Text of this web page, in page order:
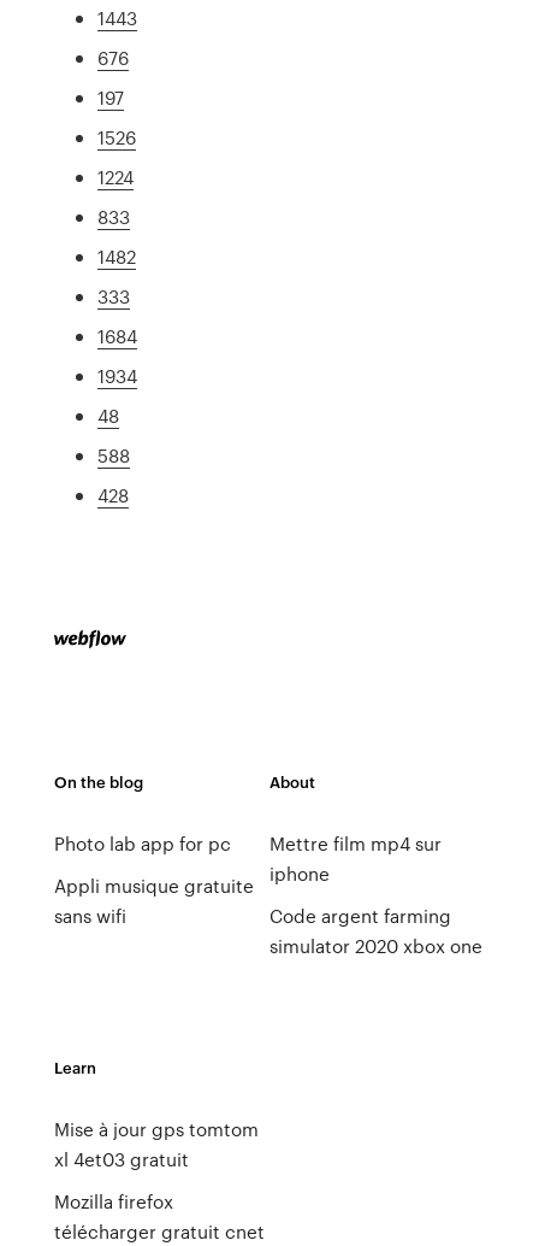
1443
676
197
1526
1224
833
1482
333
1684
1934
48
588
428
On the blog
Photo lab app for pc
Appli musique gratuite
sans wifi
About
Mettre film mp4 sur
iphone
Code argent farming
simulator 2020 xbox one
Learn
Mise à jour gps tomtom
xl 4et03 gratuit
Mozilla firefox
télécharger gratuit cnet